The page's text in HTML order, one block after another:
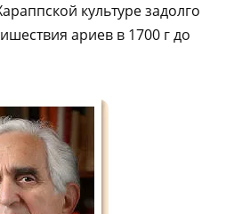
культуре задолго
ариев в 1700 г до